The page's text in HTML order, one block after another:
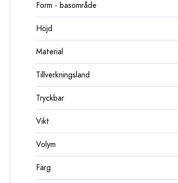
Form - basområde
Höjd
Material
Tillverkningsland
Tryckbar
Vikt
Volym
Färg